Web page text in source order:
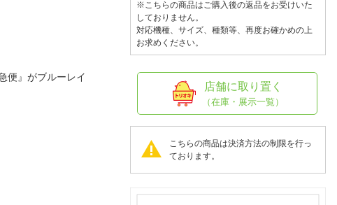
便』がブルーレイ
※こちらの商品はご購入後の返品をお受けいた
しておりません。
対応機種、サイズ、種類等、再度お確かめの上
お求めください。
店舗に取り置く
（在庫・展示一覧）
こちらの商品は決済方法の制限を行っ
ております。